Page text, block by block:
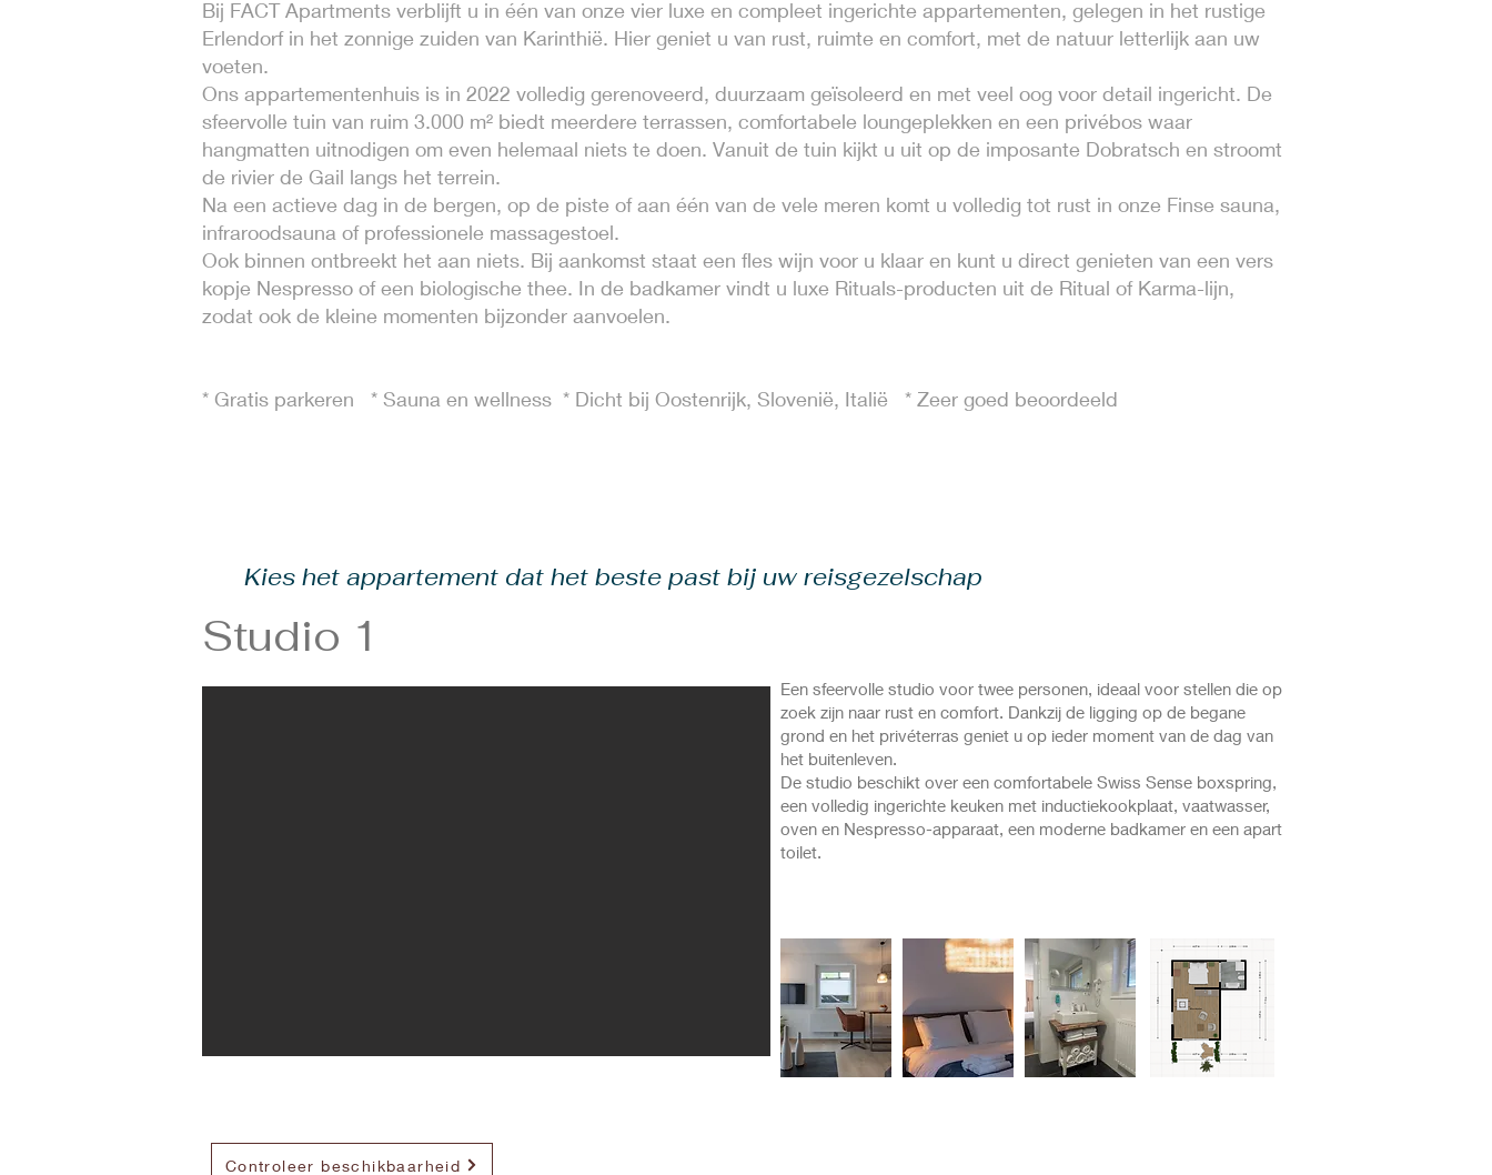
Bij FACT Apartments verblijft u in één van onze vier luxe en compleet ingerichte appartementen, gelegen in het rustige
Erlendorf in het zonnige zuiden van Karinthië. Hier geniet u van rust, ruimte en comfort, met de natuur letterlijk aan uw
voeten.
Ons appartementenhuis is in 2022 volledig gerenoveerd, duurzaam geïsoleerd en met veel oog voor detail ingericht. De
sfeervolle tuin van ruim 3.000 m² biedt meerdere terrassen, comfortabele loungeplekken en een privébos waar
hangmatten uitnodigen om even helemaal niets te doen. Vanuit de tuin kijkt u uit op de imposante Dobratsch en stroomt
de rivier de Gail langs het terrein.
Na een actieve dag in de bergen, op de piste of aan één van de vele meren komt u volledig tot rust in onze Finse sauna,
infraroodsauna of professionele massagestoel.
Ook binnen ontbreekt het aan niets. Bij aankomst staat een fles wijn voor u klaar en kunt u direct genieten van een vers
kopje Nespresso of een biologische thee. In de badkamer vindt u luxe Rituals-producten uit de Ritual of Karma-lijn,
zodat ook de kleine momenten bijzonder aanvoelen.
* Gratis parkeren * Sauna en wellness * Dicht bij Oostenrijk, Slovenië, Italië * Zeer goed beoordeeld
Kies het appartement dat het beste past bij uw reisgezelschap
Studio 1
​Een sfeervolle studio voor twee personen, ideaal voor stellen die op
zoek zijn naar rust en comfort. Dankzij de ligging op de begane
grond en het privéterras geniet u op ieder moment van de dag van
het buitenleven.
De studio beschikt over een comfortabele Swiss Sense boxspring,
een volledig ingerichte keuken met inductiekookplaat, vaatwasser,
oven en Nespresso-apparaat, een moderne badkamer en een apart
toilet.
Controleer beschikbaarheid